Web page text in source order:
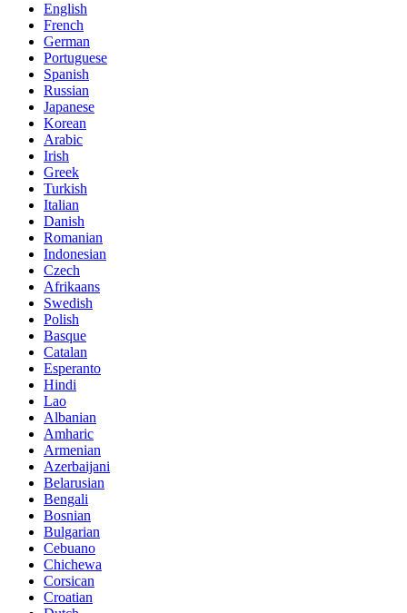
English
French
German
Portuguese
Spanish
Russian
Japanese
Korean
Arabic
Irish
Greek
Turkish
Italian
Danish
Romanian
Indonesian
Czech
Afrikaans
Swedish
Polish
Basque
Catalan
Esperanto
Hindi
Lao
Albanian
Amharic
Armenian
Azerbaijani
Belarusian
Bengali
Bosnian
Bulgarian
Cebuano
Chichewa
Corsican
Croatian